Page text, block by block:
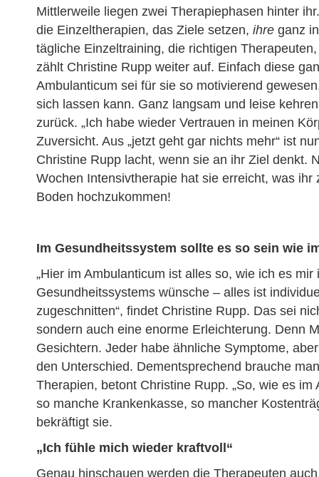
Mittlerweile liegen zwei Therapiephasen hinter
die Einzeltherapien, das Ziele setzen, ihre ganz
tägliche Einzeltraining, die richtigen
zählt Christine Rupp weiter auf. Einfach diese
Ambulanticum sei für sie so motivierend
sich lassen kann. Ganz langsam und leise
zurück. „Ich habe wieder Vertrauen in meinen
Zuversicht. Aus „jetzt geht gar nichts mehr“ ist
Christine Rupp lacht, wenn sie an ihr Ziel denkt.
Wochen Intensivtherapie hat sie erreicht, was
Boden hochzukommen!
Im Gesundheitssystem sollte es so sein wie
„Hier im Ambulanticum ist alles so, wie ich es
Gesundheitssystems wünsche – alles ist
zugeschnitten“, findet Christine Rupp. Das sei
sondern auch eine enorme Erleichterung. Denn
Gesichtern. Jeder habe ähnliche Symptome,
den Unterschied. Dementsprechend brauche
Therapien, betont Christine Rupp. „So, wie es
so manche Krankenkasse, so mancher
bekräftigt sie.
„Ich fühle mich wieder kraftvoll“
Genau hinschauen werden die Therapeuten